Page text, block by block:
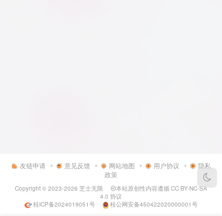
友链申请 意见反馈 网站地图 用户协议
隐私
政策
Copyright © 2023-2026 芝士无限 本站原创性内容遵循CC BY-NC-SA
4.0 协议
桂ICP备2024019051号
桂公网安备450422020000001号